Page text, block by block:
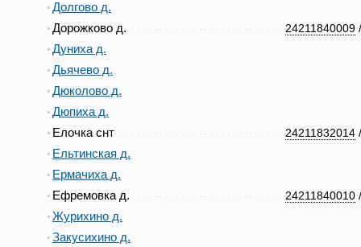
Долгово д.
24211840009
Дорожково д.
Дуниха д.
Дьячево д.
Дюколово д.
Дюпиха д.
24211832014
Елочка снт
Ельтинская д.
Ермачиха д.
24211840010
Ефремовка д.
Журихино д.
Закусихино д.